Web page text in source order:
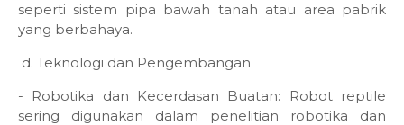
seperti sistem pipa bawah tanah atau area pabrik
yang berbahaya.
d. Teknologi dan Pengembangan
- Robotika dan Kecerdasan Buatan: Robot reptile
sering digunakan dalam penelitian robotika dan